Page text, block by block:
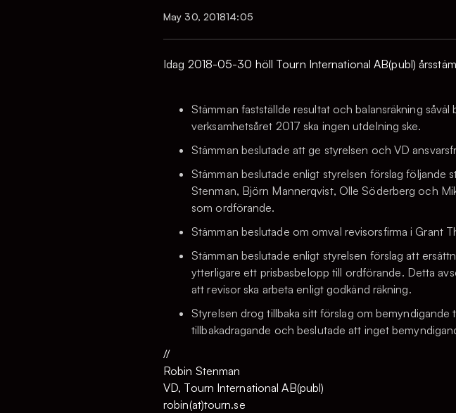
May 30, 201814:05
Idag 2018-05-30 höll Tourn International AB(publ)
Stämman fastställde resultat och balansräkning
verksamhetsåret 2017 ska ingen utdelning ske.
Stämman beslutade att ge styrelsen och VD
Stämman beslutade enligt styrelsen förslag
Stenman, Björn Mannerqvist, Olle Söderberg och
som ordförande.
Stämman beslutade om omval revisorsfirma i Grant
Stämman beslutade enligt styrelsen förslag att
ytterligare ett prisbasbelopp till ordförande. Detta
att revisor ska arbeta enligt godkänd räkning.
Styrelsen drog tillbaka sitt förslag om
tillbakadragande och beslutade att inget
//
Robin Stenman
VD, Tourn International AB(publ)
robin(at)tourn.se